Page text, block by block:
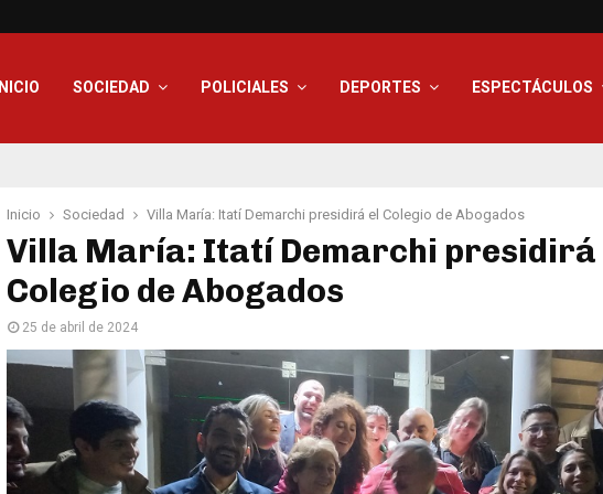
INICIO SOCIEDAD POLICIALES DEPORTES ESPECTÁCULOS
Inicio Sociedad Villa María: Itatí Demarchi presidirá el Colegio de Abogados
Villa María: Itatí Demarchi presidirá
Colegio de Abogados
25 de abril de 2024